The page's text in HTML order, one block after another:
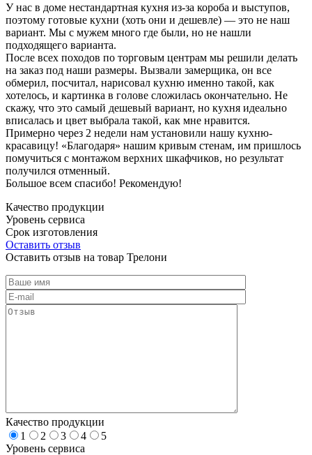
У нас в доме нестандартная кухня из-за короба и выступов,
поэтому готовые кухни (хоть они и дешевле) — это не наш
вариант. Мы с мужем много где были, но не нашли
подходящего варианта.
После всех походов по торговым центрам мы решили делать
на заказ под наши размеры. Вызвали замерщика, он все
обмерил, посчитал, нарисовал кухню именно такой, как
хотелось, и картинка в голове сложилась окончательно. Не
скажу, что это самый дешевый вариант, но кухня идеально
вписалась и цвет выбрала такой, как мне нравится.
Примерно через 2 недели нам установили нашу кухню-
красавицу! «Благодаря» нашим кривым стенам, им пришлось
помучиться с монтажом верхних шкафчиков, но результат
получился отменный.
Большое всем спасибо! Рекомендую!
Качество продукции
Уровень сервиса
Срок изготовления
Оставить отзыв
Оставить отзыв на товар Трелони
Качество продукции
1
2 3 4
5
Уровень сервиса